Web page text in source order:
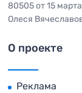
80505 от 15
Олеся
О проекте
Реклама